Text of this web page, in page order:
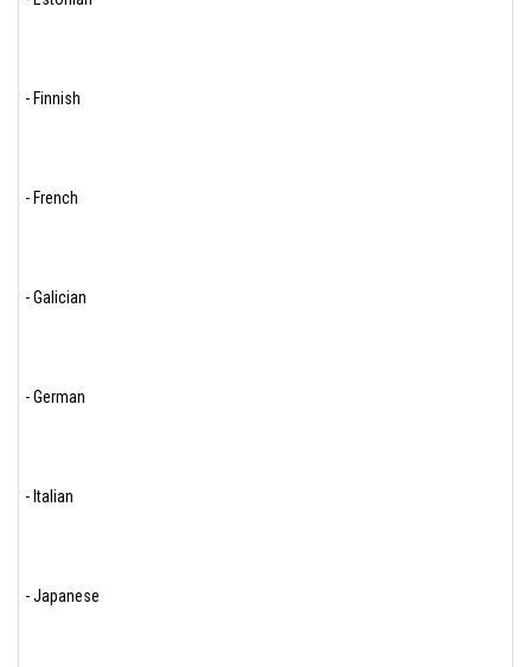
- Finnish
- French
- Galician
- German
- Italian
- Japanese